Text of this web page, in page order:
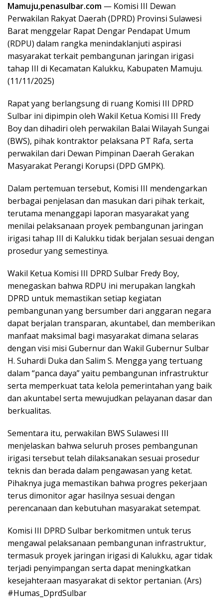
Mamuju,penasulbar.com — Komisi III Dewan
Perwakilan Rakyat Daerah (DPRD) Provinsi Sulawesi
Barat menggelar Rapat Dengar Pendapat Umum
(RDPU) dalam rangka menindaklanjuti aspirasi
masyarakat terkait pembangunan jaringan irigasi
tahap III di Kecamatan Kalukku, Kabupaten Mamuju.
(11/11/2025)
Rapat yang berlangsung di ruang Komisi III DPRD
Sulbar ini dipimpin oleh Wakil Ketua Komisi III Fredy
Boy dan dihadiri oleh perwakilan Balai Wilayah Sungai
(BWS), pihak kontraktor pelaksana PT Rafa, serta
perwakilan dari Dewan Pimpinan Daerah Gerakan
Masyarakat Perangi Korupsi (DPD GMPK).
Dalam pertemuan tersebut, Komisi III mendengarkan
berbagai penjelasan dan masukan dari pihak terkait,
terutama menanggapi laporan masyarakat yang
menilai pelaksanaan proyek pembangunan jaringan
irigasi tahap III di Kalukku tidak berjalan sesuai dengan
prosedur yang semestinya.
Wakil Ketua Komisi III DPRD Sulbar Fredy Boy,
menegaskan bahwa RDPU ini merupakan langkah
DPRD untuk memastikan setiap kegiatan
pembangunan yang bersumber dari anggaran negara
dapat berjalan transparan, akuntabel, dan memberikan
manfaat maksimal bagi masyarakat dimana selaras
dengan visi misi Gubernur dan Wakil Gubernur Sulbar
H. Suhardi Duka dan Salim S. Mengga yang tertuang
dalam “panca daya” yaitu pembangunan infrastruktur
serta memperkuat tata kelola pemerintahan yang baik
dan akuntabel serta mewujudkan pelayanan dasar dan
berkualitas.
Sementara itu, perwakilan BWS Sulawesi III
menjelaskan bahwa seluruh proses pembangunan
irigasi tersebut telah dilaksanakan sesuai prosedur
teknis dan berada dalam pengawasan yang ketat.
Pihaknya juga memastikan bahwa progres pekerjaan
terus dimonitor agar hasilnya sesuai dengan
perencanaan dan kebutuhan masyarakat setempat.
Komisi III DPRD Sulbar berkomitmen untuk terus
mengawal pelaksanaan pembangunan infrastruktur,
termasuk proyek jaringan irigasi di Kalukku, agar tidak
terjadi penyimpangan serta dapat meningkatkan
kesejahteraan masyarakat di sektor pertanian. (Ars)
#Humas_DprdSulbar